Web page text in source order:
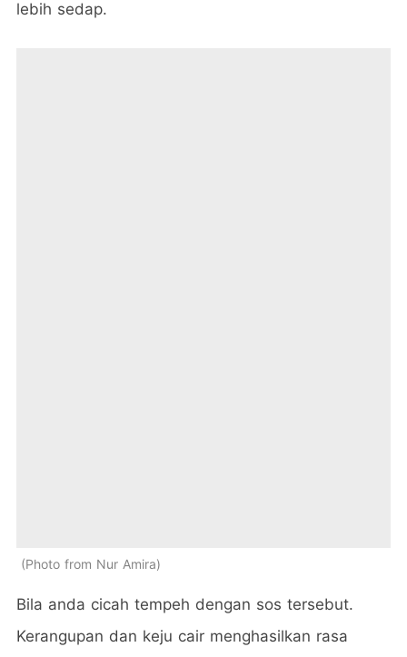
lebih sedap.
Photo from Nur Amira
Bila anda cicah tempeh dengan sos tersebut.
Kerangupan dan keju cair menghasilkan rasa